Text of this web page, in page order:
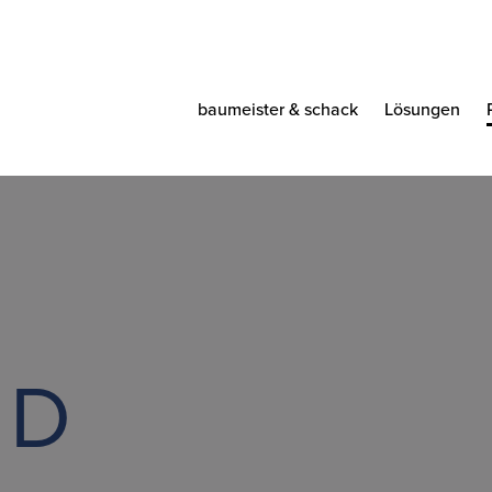
baumeister & schack Lösungen